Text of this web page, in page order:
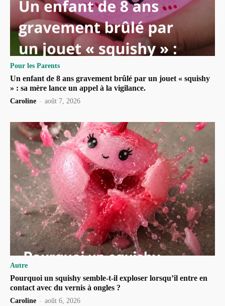
Pour les Parents
Un enfant de 8 ans gravement brûlé par un jouet « squishy
» : sa mère lance un appel à la vigilance.
Caroline - août 7, 2026
Autre
Pourquoi un squishy semble-t-il exploser lorsqu’il entre en
contact avec du vernis à ongles ?
Caroline - août 6, 2026